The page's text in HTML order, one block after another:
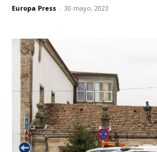
Europa Press - 30 mayo, 2023